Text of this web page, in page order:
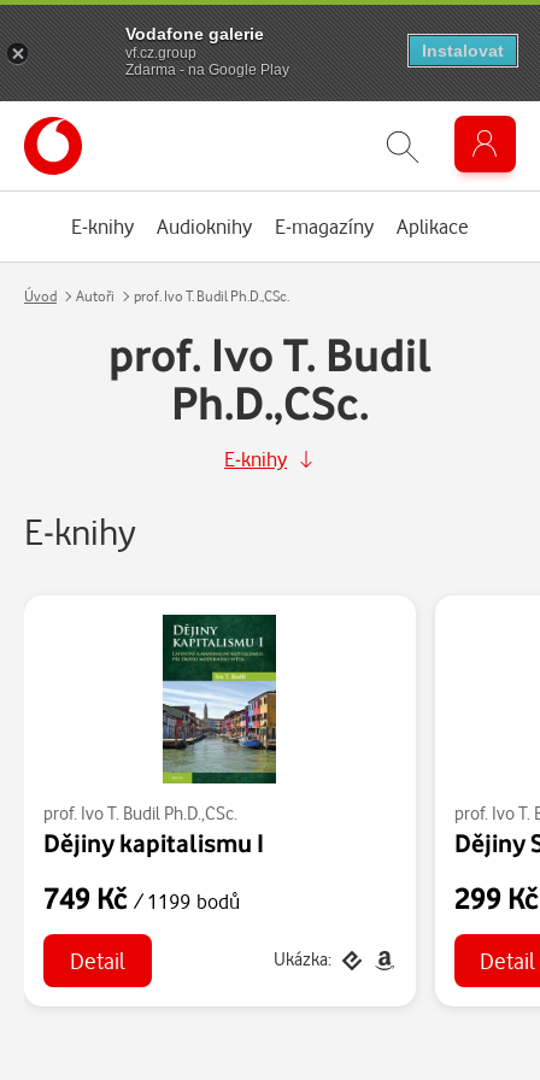
E-knihy Audioknihy E-magazíny Aplikace
Úvod Autoři prof. Ivo T. Budil Ph.D.,CSc.
prof. Ivo T. Budil
Ph.D.,CSc.
E-knihy
E-knihy
prof. Ivo T. Budil Ph.D.,CSc.
Dějiny kapitalismu I
749 Kč / 1199 bodů
Detail Ukázka:
prof. Ivo T.
Dějiny
299
Detail
Vodafone galerie
vf.cz.group
Zdarma - na Google Play
Instalovat